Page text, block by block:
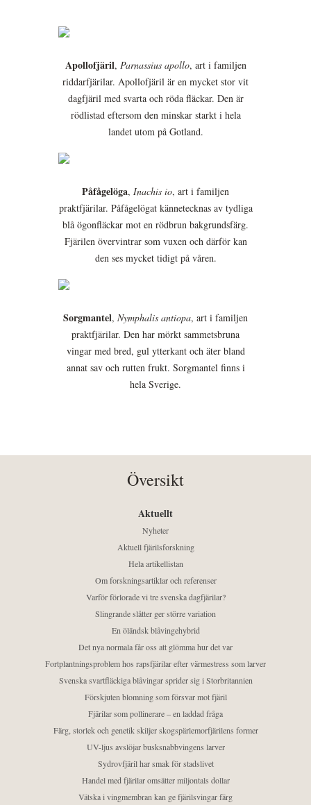
Apollofjäril, Parnassius apollo, art i familjen
riddarfjärilar. Apollofjäril är en mycket stor vit
dagfjäril med svarta och röda fläckar. Den är
rödlistad eftersom den minskar starkt i hela
landet utom på Gotland.
Påfågelöga, Inachis io, art i familjen
praktfjärilar. Påfågelögat kännetecknas av tydliga
blå ögonfläckar mot en rödbrun bakgrundsfärg.
Fjärilen övervintrar som vuxen och därför kan
den ses mycket tidigt på våren.
Sorgmantel, Nymphalis antiopa, art i familjen
praktfjärilar. Den har mörkt sammetsbruna
vingar med bred, gul ytterkant och äter bland
annat sav och rutten frukt. Sorgmantel finns i
hela Sverige.
Översikt
Aktuellt
Nyheter
Aktuell fjärilsforskning
Hela artikellistan
Om forskningsartiklar och referenser
Varför förlorade vi tre svenska dagfjärilar?
Slingrande slåtter ger större variation
En öländsk blåvingehybrid
Det nya normala får oss att glömma hur det var
Fortplantningsproblem hos rapsfjärilar efter värmestress som larver
Svenska svartfläckiga blåvingar sprider sig i Storbritannien
Förskjuten blomning som försvar mot fjäril
Fjärilar som pollinerare – en laddad fråga
Färg, storlek och genetik skiljer skogspärlemorfjärilens former
UV-ljus avslöjar busksnabbvingens larver
Sydrovfjäril har smak för stadslivet
Handel med fjärilar omsätter miljontals dollar
Vätska i vingmembran kan ge fjärilsvingar färg